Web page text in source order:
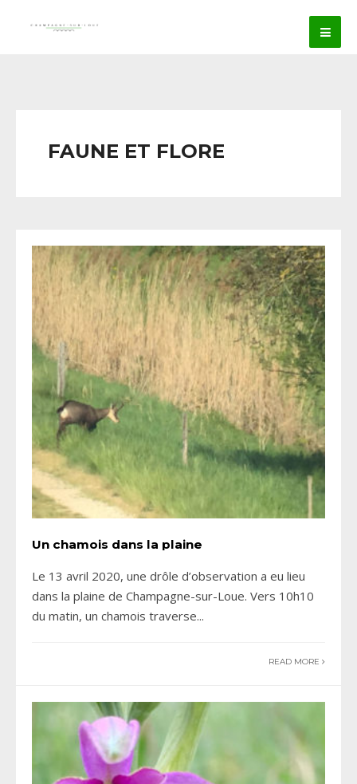
FAUNE ET FLORE
Un chamois dans la plaine
Le 13 avril 2020, une drôle d’observation a eu lieu
dans la plaine de Champagne-sur-Loue. Vers 10h10
du matin, un chamois traverse...
READ MORE